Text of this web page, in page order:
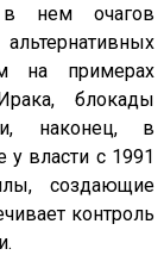
нем очагов
на примерах
блокады
наконец, в
власти с 1991
создающие
контроль